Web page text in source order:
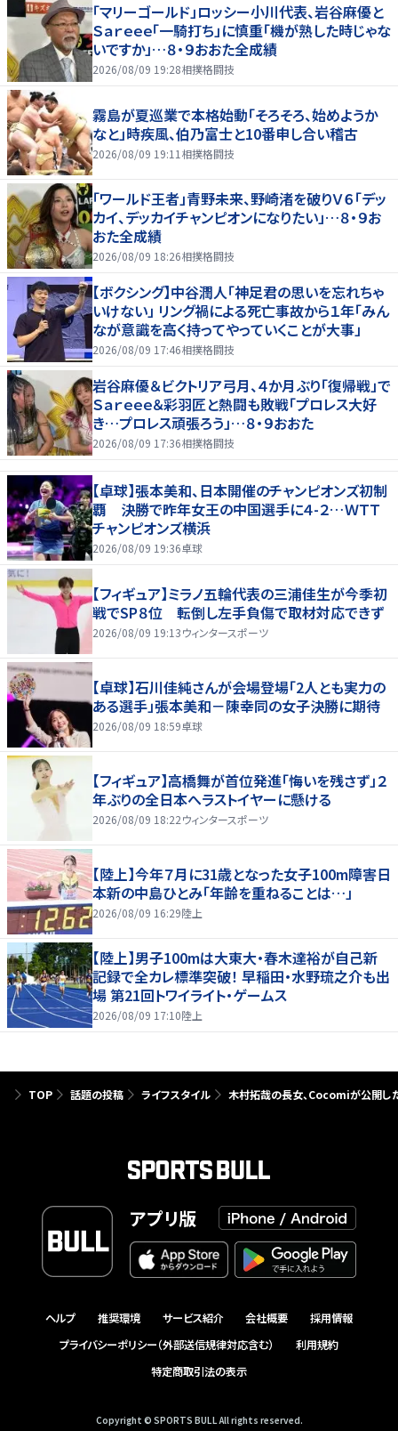
「マリーゴールド」ロッシー小川代表、岩谷麻優と
Ｓａｒｅｅｅ「一騎打ち」に慎重「機が熟した時じゃな
いですか」…８・９おおた全成績
2026/08/09 19:28相撲格闘技
霧島が夏巡業で本格始動「そろそろ、始めようか
なと」時疾風、伯乃富士と10番申し合い稽古
2026/08/09 19:11 相撲格闘技
「ワールド王者」青野未来、野崎渚を破りＶ６「デッ
カイ、デッカイチャンピオンになりたい」…８・９お
おた全成績
2026/08/09 18:26相撲格闘技
【ボクシング】中谷潤人「神足君の思いを忘れちゃ
いけない」 リング禍による死亡事故から１年「みん
なが意識を高く持ってやっていくことが大事」
2026/08/09 17:46相撲格闘技
岩谷麻優＆ビクトリア弓月、４か月ぶり「復帰戦」で
Ｓａｒｅｅｅ＆彩羽匠と熱闘も敗戦「プロレス大好
き…プロレス頑張ろう」…８・９おおた
2026/08/09 17:36相撲格闘技
【卓球】張本美和、日本開催のチャンピオンズ初制
覇 決勝で昨年女王の中国選手に４-２…ＷＴＴ
チャンピオンズ横浜
2026/08/09 19:36卓球
【フィギュア】ミラノ五輪代表の三浦佳生が今季初
戦でSP８位 転倒し左手負傷で取材対応できず
2026/08/09 19:13ウィンタースポーツ
【卓球】石川佳純さんが会場登場「2人とも実力の
ある選手」張本美和－陳幸同の女子決勝に期待
2026/08/09 18:59卓球
【フィギュア】高橋舞が首位発進「悔いを残さず」２
年ぶりの全日本へラストイヤーに懸ける
2026/08/09 18:22ウィンタースポーツ
【陸上】今年７月に31歳となった女子100m障害日
本新の中島ひとみ「年齢を重ねることは…」
2026/08/09 16:29陸上
【陸上】男子100mは大東大・春木達裕が自己新
記録で全カレ標準突破！ 早稲田・水野琉之介も出
場 第21回トワイライト・ゲームス
2026/08/09 17:10陸上
TOP 話題の投稿 ライフスタイル 木村拓哉の長女、Cocomiが公開し
アプリ版
ヘルプ 推奨環境 サービス紹介 会社概要
採用情報
プライバシーポリシー（外部送信規律対応含む）
利用規約
特定商取引法の表示
Copyright © SPORTS BULL All rights reserved.